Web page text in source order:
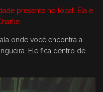
presente no local. Ela é
onde você encontra a
Ele fica dentro de